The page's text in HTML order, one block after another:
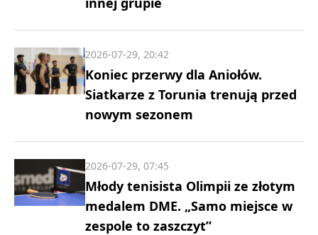
Koniec przerwy dla Aniołów.
Siatkarze z Torunia trenują przed
nowym sezonem
2026-07-29, 20:42
Młody tenisista Olimpii ze złotym
medalem DME. „Samo miejsce w
zespole to zaszczyt”
2026-07-29, 07:45